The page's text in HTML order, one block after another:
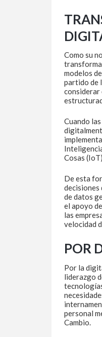
Como su
modelos
partido de
considerar
Cuando
Cosas (IoT)
De esta
decisiones
de datos
el apoyo
las
velocidad
POR
Por la
liderazgo
personal
Cambio.